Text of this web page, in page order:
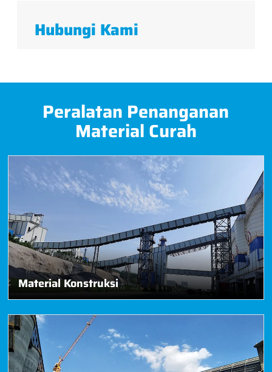
Hubungi Kami
Peralatan Penanganan
Material Curah
Material Konstruksi